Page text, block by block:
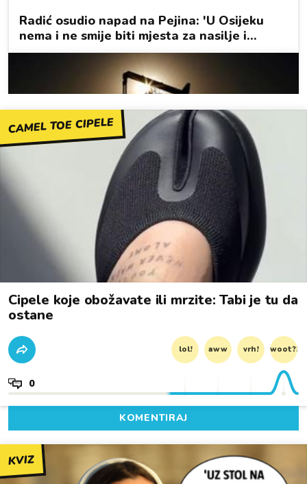
CAMEL TOE CIPELE
Cipele koje obožavate ili mrzite: Tabi je tu da
ostane
lol! aww vrh! woot?!
0
KOMENTIRAJ
KVIZ